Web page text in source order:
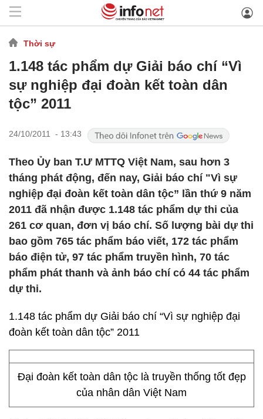
Thời sự
1.148 tác phẩm dự Giải báo chí “Vì
sự nghiệp đại đoàn kết toàn dân
tộc” 2011
24/10/2011 - 13:43
Theo Ủy ban T.Ư MTTQ Việt Nam, sau hơn 3
tháng phát động, đến nay, Giải báo chí "Vì sự
nghiệp đại đoàn kết toàn dân tộc” lần thứ 9 năm
2011 đã nhận được 1.148 tác phẩm dự thi của
261 cơ quan, đơn vị báo chí. Số lượng bài dự thi
bao gồm 765 tác phẩm báo viết, 172 tác phẩm
báo điện tử, 97 tác phẩm truyền hình, 70 tác
phẩm phát thanh và ảnh báo chí có 44 tác phẩm
dự thi.
1.148 tác phẩm dự Giải báo chí “Vì sự nghiệp đại
đoàn kết toàn dân tộc” 2011
Đại đoàn kết toàn dân tộc là truyền thống tốt đẹp
của nhân dân Việt Nam